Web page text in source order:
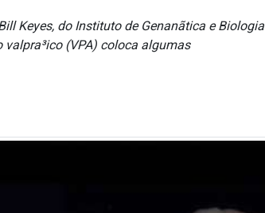
Keyes, do Instituto de Genanãtica e
valpra³ico (VPA) coloca algumas